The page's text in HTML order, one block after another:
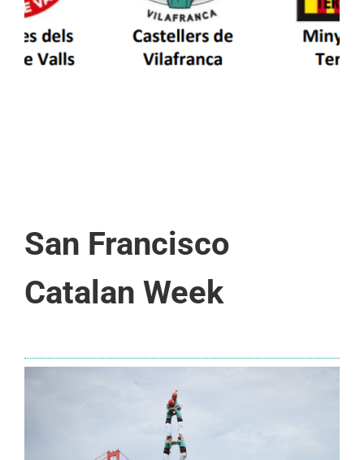
d’Aran i a la Vall de Boí
San Francisco
Catalan Week